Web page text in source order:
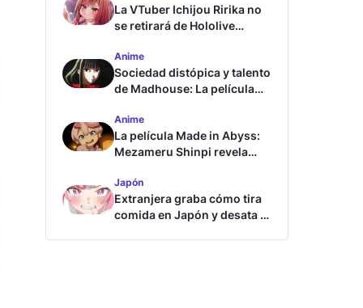
La VTuber Ichijou Ririka no
se retirará de Hololive
Anime
Sociedad distópica y talento
de Madhouse: La película
tráiler
Anime
La película Made in Abyss:
Mezameru Shinpi revela
Japón
Extranjera graba cómo tira
comida en Japón y desata la